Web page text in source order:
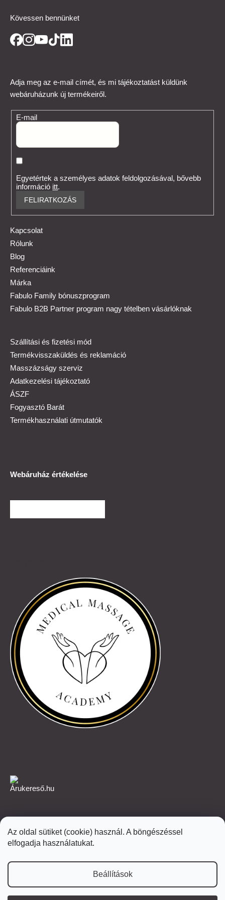
Az oldal sütiket (cookie) használ. A böngészéssel
elfogadja használatukat.
Beállítások
Kövessen bennünket
Adja meg az e-mail címét, és mi tájékoztatást küldünk
webáruházunk új termékeiről.
E-mail
Egyetértek a személyes adatok feldolgozásával, bővebb
információ itt.
FELIRATKOZÁS
Kapcsolat
Rólunk
Blog
Referenciáink
Márka
Fabulo Family bónuszprogram
Fabulo B2B Partner program nagy tételben vásárlóknak
Szállítási és fizetési mód
Termékvisszaküldés és reklamáció
Masszázságy szerviz
Adatkezelési tájékoztató
ÁSZF
Fogyasztó Barát
Termékhasználati útmutatók
Webáruház értékelése
Shoptet Premium készítette